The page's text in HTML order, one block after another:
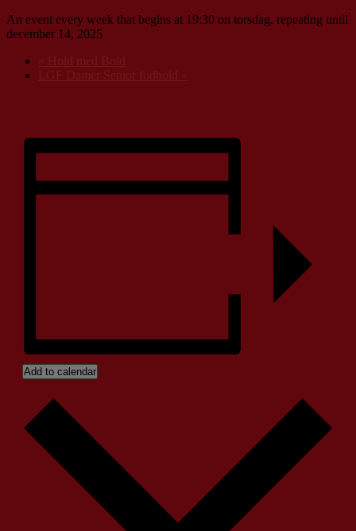
An event every week that begins at 19:30 on torsdag, repeating until
december 14, 2025
Add to calendar